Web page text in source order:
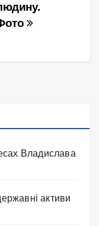
Владислава
активи